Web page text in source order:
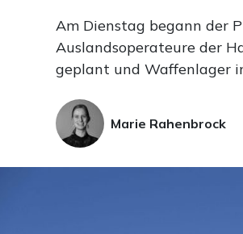
Am Dienstag begann der
Auslandsoperateure der
geplant und Waffenlager
Marie Rahenbrock